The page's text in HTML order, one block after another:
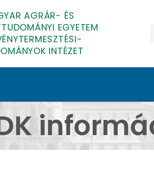
AGRÁR- ÉS
EGYETEM
INTÉZET